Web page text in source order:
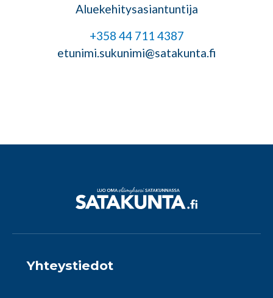
Aluekehitysasiantuntija
+358 44 711 4387
etunimi.sukunimi@satakunta.fi
Yhteystiedot